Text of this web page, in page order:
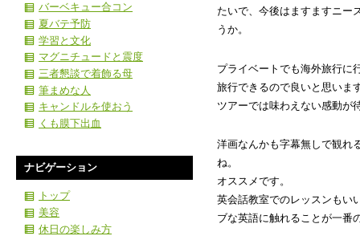
たいで、今後はますますニー
うか。
プライベートでも海外旅行に
旅行できるので良いと思いま
ツアーでは味わえない感動が
洋画なんかも字幕無しで観れ
ね。
オススメです。
英会話教室でのレッスンもい
ブな英語に触れることが一番
バーベキュー合コン
夏バテ予防
学習と文化
マグニチュードと震度
三者懇談で着飾る母
筆まめな人
キャンドルを使おう
くも膜下出血
ナビゲーション
トップ
美容
休日の楽しみ方